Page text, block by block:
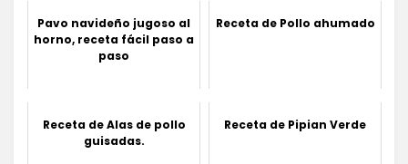
Pavo navideño jugoso al
horno, receta fácil paso a
paso
Receta de Pollo ahumado
Receta de Alas de pollo
guisadas.
Receta de Pipian Verde